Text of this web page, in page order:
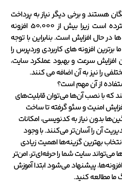
هستند و برخی دیگر نیاز به پرداخت
مبلغی دارند. این انتخاب گسترده است زیرا بیش از 50،000 افزونه
در حال افزایش است. بنابراین با توجه
برترین افزونه های کاربردی وردپرس را
سرعت و بهبود عملکرد سایت،
را نیز به آن اضافه می کنند.
از آن مهم است؟
که با نصب آن‌ها می‌توان قابلیت‌های
امنیت و سئو گرفته تا ساخت
بدون نیاز به کدنویسی، امکانات
آن را آسان‌تر می‌کنند. با وجود
انتخاب بهترین گزینه‌ها اهمیت زیادی
می‌تواند سایت شما را حرفه‌ای‌تر، امن‌تر
پیشنهاد می‌شود ابتدا آموزش
ما مطالعه کنید.